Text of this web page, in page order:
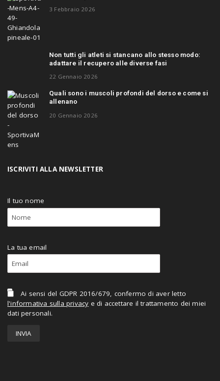
3 Febbraio 2026
Non tutti gli atleti si stancano allo stesso modo:
adattare il recupero alle diverse fasi
22 Gennaio 2026
Quali sono i muscoli profondi del dorso e come si
allenano
20 Gennaio 2026
ISCRIVITI ALLA NEWSLETTER
Il tuo nome
La tua email
Ai sensi del GDPR 2016/679, confermo di aver letto
l'informativa sulla privacy e di accettare il trattamento dei miei
dati personali.